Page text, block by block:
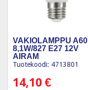
VAKIOLAMPPU A60
8,1W/827 E27 12V
AIRAM
Tuotekoodi: 4713801
14,10 €